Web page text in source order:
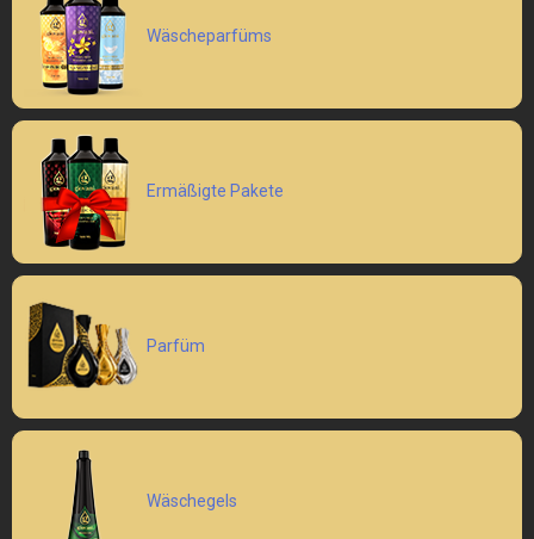
Wäscheparfüms
Ermäßigte Pakete
Parfüm
Wäschegels